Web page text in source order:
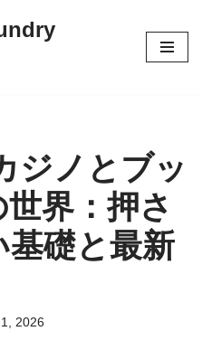
ジノとブッ
界：押さ
基礎と最新
2026